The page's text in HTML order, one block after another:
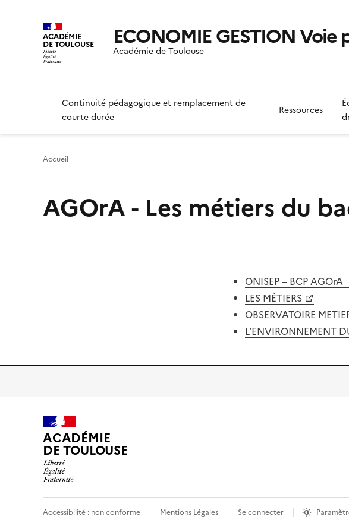
ACADÉMIE
DE TOULOUSE ECONOMIE GESTION Voie
Académie de Toulouse
Continuité pédagogique et remplacement de
courte durée
Ressources
Accueil
AGOrA - Les métiers du
ONISEP – BCP AGOrA
LES MÉTIERS
OBSERVATOIRE
L’ENVIRONNEMENT
ACADÉMIE
DE TOULOUSE
Accessibilité : non conforme Mentions Légales Se connecter